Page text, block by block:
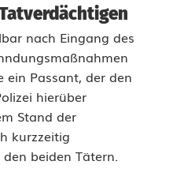
nach Eingang des
Passant, der den
hierüber
Stand der
kurzzeitig
beiden Tätern.